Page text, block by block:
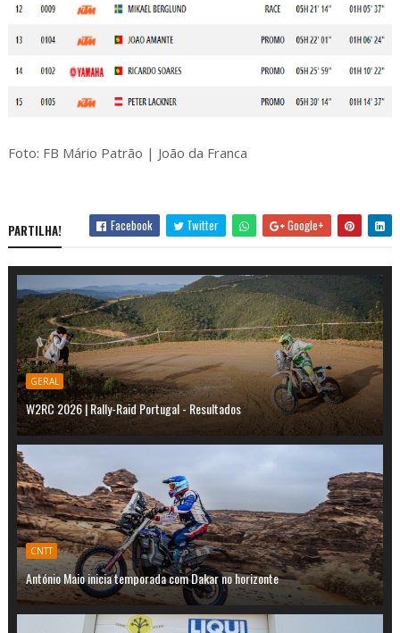
Foto: FB Mário Patrão | João da Franca
PARTILHA! Facebook Twitter Google+
GERAL
W2RC 2026 | Rally-Raid Portugal - Resultados
CNTT
António Maio inicia temporada com Dakar no horizonte